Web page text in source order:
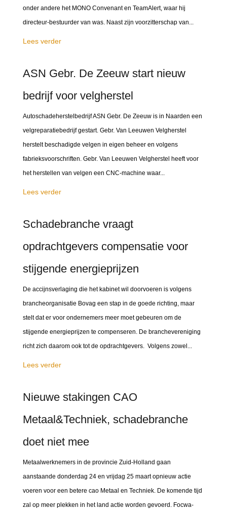
onder andere het MONO Convenant en TeamAlert, waar hij
directeur-bestuurder van was. Naast zijn voorzitterschap van...
Lees verder
ASN Gebr. De Zeeuw start nieuw
bedrijf voor velgherstel
Autoschadeherstelbedrijf ASN Gebr. De Zeeuw is in Naarden een
velgreparatiebedrijf gestart. Gebr. Van Leeuwen Velgherstel
herstelt beschadigde velgen in eigen beheer en volgens
fabrieksvoorschriften. Gebr. Van Leeuwen Velgherstel heeft voor
het herstellen van velgen een CNC-machine waar...
Lees verder
Schadebranche vraagt
opdrachtgevers compensatie voor
stijgende energieprijzen
De accijnsverlaging die het kabinet wil doorvoeren is volgens
brancheorganisatie Bovag een stap in de goede richting, maar
stelt dat er voor ondernemers meer moet gebeuren om de
stijgende energieprijzen te compenseren. De branchevereniging
richt zich daarom ook tot de opdrachtgevers. Volgens zowel...
Lees verder
Nieuwe stakingen CAO
Metaal&Techniek, schadebranche
doet niet mee
Metaalwerknemers in de provincie Zuid-Holland gaan
aanstaande donderdag 24 en vrijdag 25 maart opnieuw actie
voeren voor een betere cao Metaal en Techniek. De komende tijd
zal op meer plekken in het land actie worden gevoerd. Focwa-